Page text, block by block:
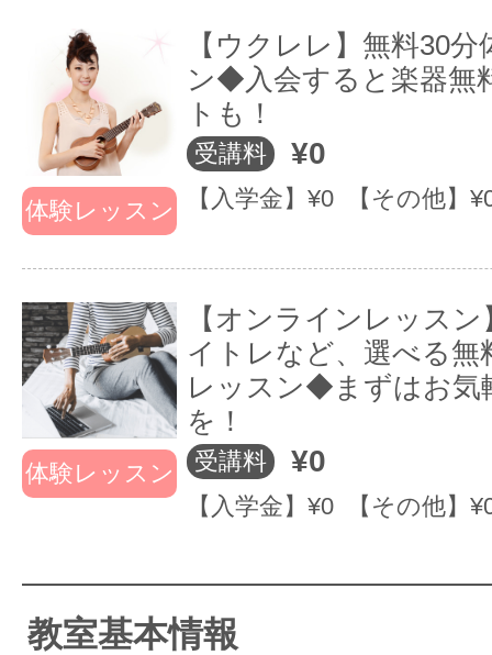
体験レッスン
【ウクレレ】無料30
ン◆入会すると楽器無
トも！
受講料 ¥0
【入学金】¥0 【その他】
体験レッスン
【オンラインレッス
イトレなど、選べる無
レッスン◆まずはお気
を！
受講料 ¥0
【入学金】¥0 【その他】
教室基本情報